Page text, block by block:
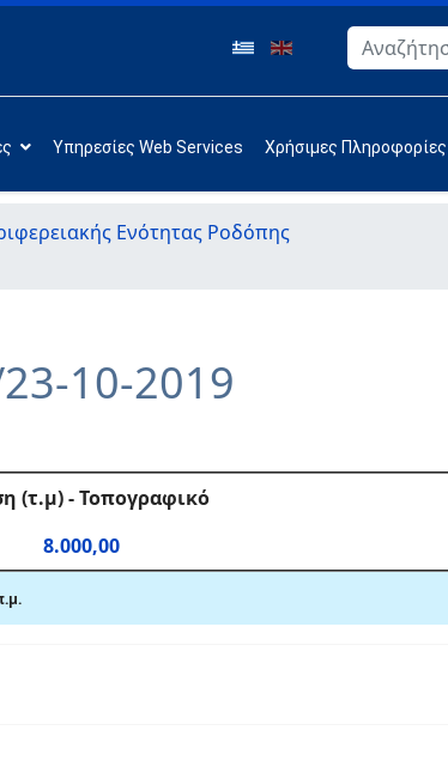
Αναζήτηση
Υπηρεσίες Web Services Χρήσιμες Πληροφορίες
Ενότητας Ροδόπης
10-2019
(τ.μ) -Τοπογραφικό
8.000,00